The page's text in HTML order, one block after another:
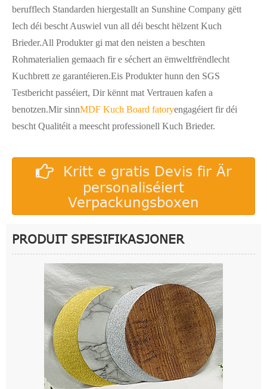
berufflech Standarden hiergestallt an Sunshine Company gëtt
Iech déi bescht Auswiel vun all déi bescht hëlzent Kuch
Brieder.All Produkter gi mat den neisten a beschten
Rohmaterialien gemaach fir e séchert an ëmweltfrëndlecht
Kuchbrett ze garantéieren.Eis Produkter hunn den SGS
Testbericht passéiert, Dir kënnt mat Vertrauen kafen a
benotzen.Mir sinnMDF Kuch Board fatoryengagéiert fir déi
bescht Qualitéit a meescht professionell Kuch Brieder.
Kritt e gratis Devis fir Är
personaliséiert
Verpackungsboxen
PRODUIT SPESIFIKASJONER